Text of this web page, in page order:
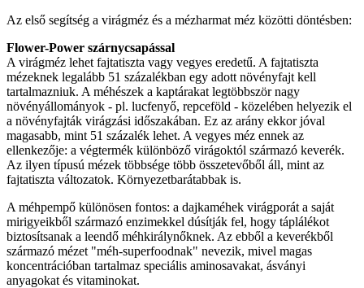
Az első segítség a virágméz és a mézharmat méz közötti döntésben:
Flower-Power szárnycsapással
A virágméz lehet fajtatiszta vagy vegyes eredetű. A fajtatiszta
mézeknek legalább 51 százalékban egy adott növényfajt kell
tartalmazniuk. A méhészek a kaptárakat legtöbbször nagy
növényállományok - pl. lucfenyő, repceföld - közelében helyezik el
a növényfajták virágzási időszakában. Ez az arány ekkor jóval
magasabb, mint 51 százalék lehet. A vegyes méz ennek az
ellenkezője: a végtermék különböző virágoktól származó keverék.
Az ilyen típusú mézek többsége több összetevőből áll, mint az
fajtatiszta változatok. Környezetbarátabbak is.
A méhpempő különösen fontos: a dajkaméhek virágporát a saját
mirigyeikből származó enzimekkel dúsítják fel, hogy táplálékot
biztosítsanak a leendő méhkirálynőknek. Az ebből a keverékből
származó mézet "méh-superfoodnak" nevezik, mivel magas
koncentrációban tartalmaz speciális aminosavakat, ásványi
anyagokat és vitaminokat.